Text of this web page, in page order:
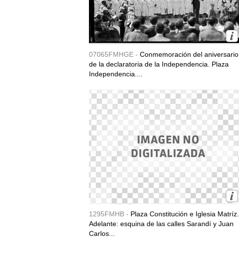
07065FMHGE - Conmemoración del aniversario
de la declaratoria de la Independencia. Plaza
Independencia....
1295FMHB - Plaza Constitución e Iglesia Matríz.
Adelante: esquina de las calles Sarandí y Juan
Carlos...